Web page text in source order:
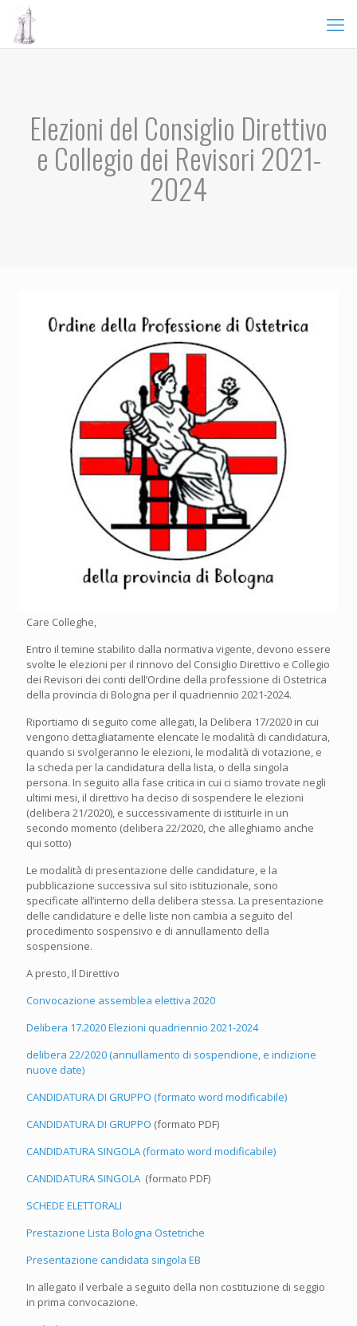
Elezioni del Consiglio Direttivo
e Collegio dei Revisori 2021-
2024
Care Colleghe,
Entro il temine stabilito dalla normativa vigente, devono essere
svolte le elezioni per il rinnovo del Consiglio Direttivo e Collegio
dei Revisori dei conti dell’Ordine della professione di Ostetrica
della provincia di Bologna per il quadriennio 2021-2024.
Riportiamo di seguito come allegati, la Delibera 17/2020 in cui
vengono dettagliatamente elencate le modalità di candidatura,
quando si svolgeranno le elezioni, le modalità di votazione, e
la scheda per la candidatura della lista, o della singola
persona. In seguito alla fase critica in cui ci siamo trovate negli
ultimi mesi, il direttivo ha deciso di sospendere le elezioni
(delibera 21/2020), e successivamente di istituirle in un
secondo momento (delibera 22/2020, che alleghiamo anche
qui sotto)
Le modalità di presentazione delle candidature, e la
pubblicazione successiva sul sito istituzionale, sono
specificate all’interno della delibera stessa. La presentazione
delle candidature e delle liste non cambia a seguito del
procedimento sospensivo e di annullamento della
sospensione.
A presto, Il Direttivo
Convocazione assemblea elettiva 2020
Delibera 17.2020 Elezioni quadriennio 2021-2024
delibera 22/2020 (annullamento di sospendione, e indizione
nuove date)
CANDIDATURA DI GRUPPO (formato word modificabile)
CANDIDATURA DI GRUPPO (formato PDF)
CANDIDATURA SINGOLA (formato word modificabile)
CANDIDATURA SINGOLA (formato PDF)
SCHEDE ELETTORALI
Prestazione Lista Bologna Ostetriche
Presentazione candidata singola EB
In allegato il verbale a seguito della non costituzione di seggio
in prima convocazione.